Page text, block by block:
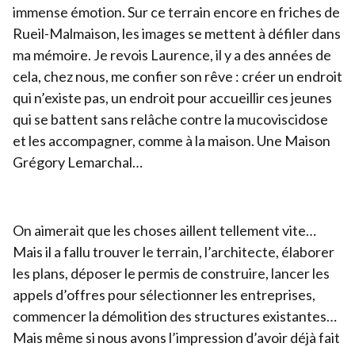
immense émotion. Sur ce terrain encore en friches de
Rueil-Malmaison, les images se mettent à défiler dans
ma mémoire. Je revois Laurence, il y a des années de
cela, chez nous, me confier son rêve : créer un endroit
qui n’existe pas, un endroit pour accueillir ces jeunes
qui se battent sans relâche contre la mucoviscidose
et les accompagner, comme à la maison. Une Maison
Grégory Lemarchal…
On aimerait que les choses aillent tellement vite…
Mais il a fallu trouver le terrain, l’architecte, élaborer
les plans, déposer le permis de construire, lancer les
appels d’offres pour sélectionner les entreprises,
commencer la démolition des structures existantes…
Mais même si nous avons l’impression d’avoir déjà fait